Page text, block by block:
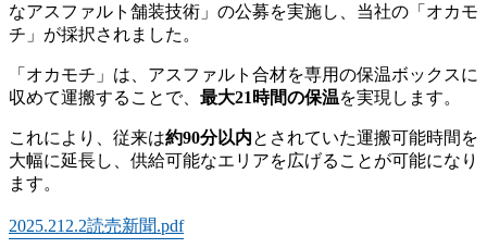
なアスファルト舗装技術」の公募を実施し、当社の「オカモ
チ」が採択されました。
「オカモチ」は、アスファルト合材を専用の保温ボックスに
収めて運搬することで、 最大21時間の保温を実現します。
これにより、従来は約90分以内とされていた運搬可能時間を
大幅に延長し、供給可能なエリアを広げることが可能になり
ます。
2025.212.2読売新聞.pdf